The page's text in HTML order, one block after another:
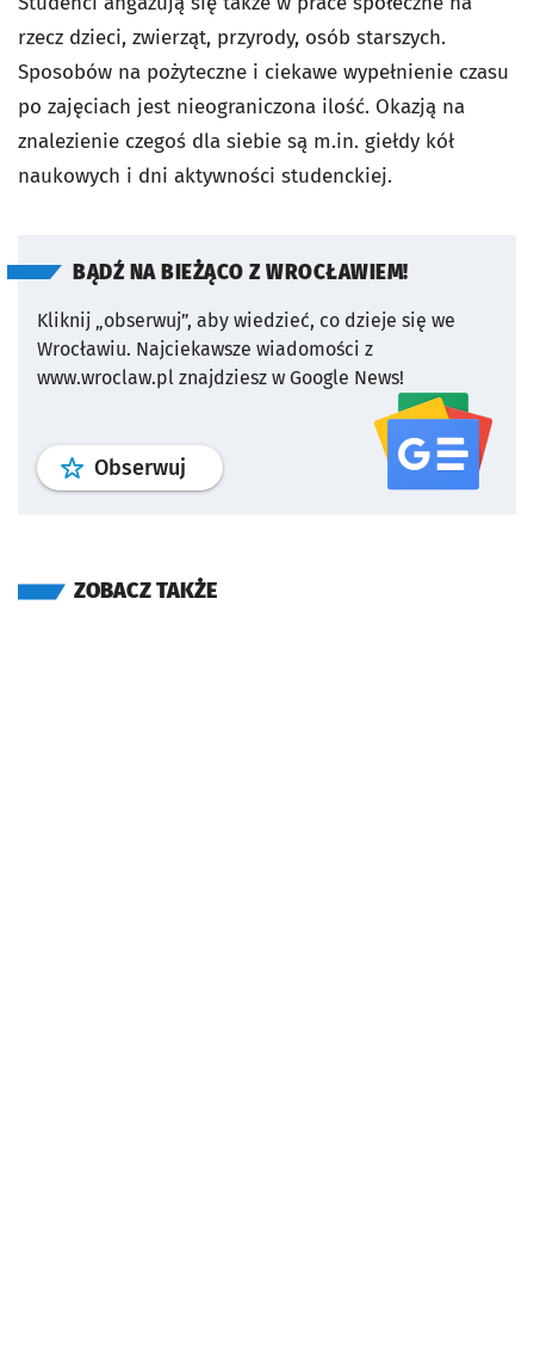
rzecz dzieci, zwierząt, przyrody, osób starszych.
Sposobów na pożyteczne i ciekawe wypełnienie czasu
po zajęciach jest nieograniczona ilość. Okazją na
znalezienie czegoś dla siebie są m.in. giełdy kół
naukowych i dni aktywności studenckiej.
BĄDŹ NA BIEŻĄCO Z WROCŁAWIEM!
Kliknij „obserwuj”, aby wiedzieć, co dzieje się we
Wrocławiu. Najciekawsze wiadomości z
www.wroclaw.pl znajdziesz w Google News!
Obserwuj profil serwisu
ZOBACZ TAKŻE